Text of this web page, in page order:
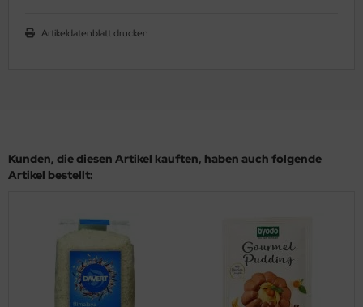
Artikeldatenblatt drucken
Kunden, die diesen Artikel kauften, haben auch folgende
Artikel bestellt: